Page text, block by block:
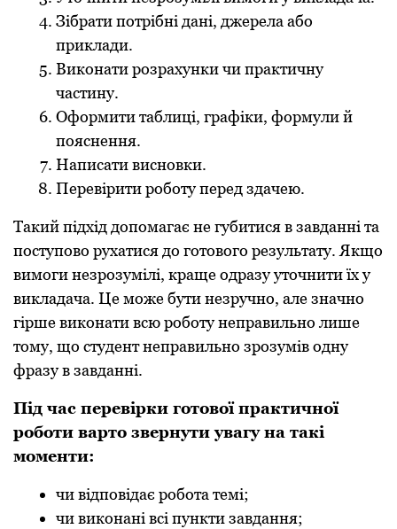
Зібрати потрібні дані, джерела або
приклади.
Виконати розрахунки чи практичну
частину.
Оформити таблиці, графіки, формули й
пояснення.
Написати висновки.
Перевірити роботу перед здачею.
Такий підхід допомагає не губитися в завданні та
поступово рухатися до готового результату. Якщо
вимоги незрозумілі, краще одразу уточнити їх у
викладача. Це може бути незручно, але значно
гірше виконати всю роботу неправильно лише
тому, що студент неправильно зрозумів одну
фразу в завданні.
Під час перевірки готової практичної
роботи варто звернути увагу на такі
моменти:
чи відповідає робота темі;
чи виконані всі пункти завдання;